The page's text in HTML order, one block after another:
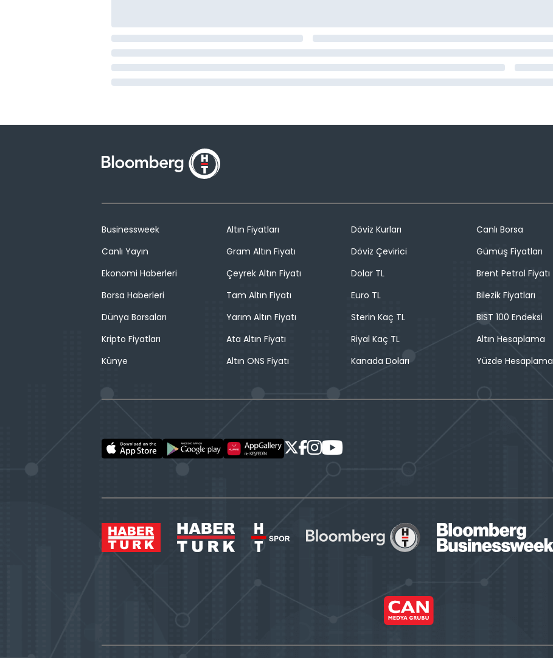
Businessweek
Canlı Yayın
Ekonomi Haberleri
Borsa Haberleri
Dünya Borsaları
Kripto Fiyatları
Künye
Altın Fiyatları
Gram Altın Fiyatı
Çeyrek Altın Fiyatı
Tam Altın Fiyatı
Yarım Altın Fiyatı
Ata Altın Fiyatı
Altın ONS Fiyatı
Döviz Kurları
Döviz Çevirici
Dolar TL
Euro TL
Sterin Kaç TL
Riyal Kaç TL
Kanada Doları
Canlı Borsa
Gümüş Fiyatları
Brent Petrol Fiyatı
Bilezik Fiyatları
BIST 100 Endeksi
Altın Hesaplama
Yüzde Hesaplama